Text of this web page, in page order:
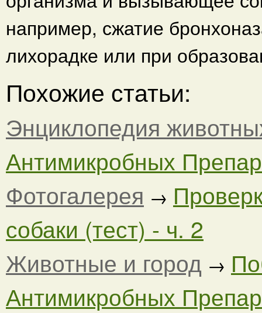
например, сжатие
лихорадке или при
Похожие статьи:
Энциклопедия
Антимикробных
Фотогалерея →
собаки (тест) - ч. 2
Животные и город →
Антимикробных